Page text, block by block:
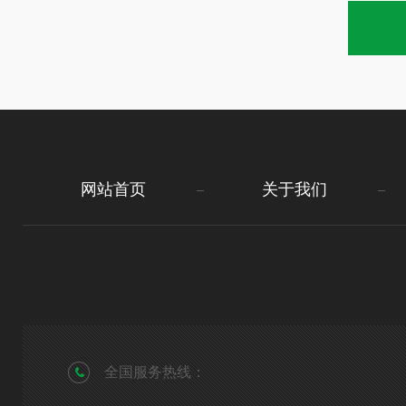
网站首页 关于我们
全国服务热线：